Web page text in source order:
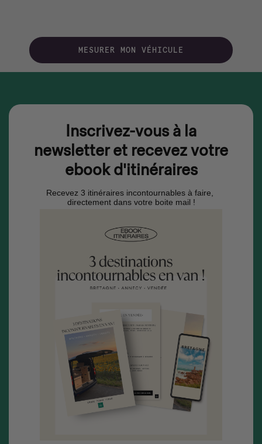
MESURER MON VÉHICULE
Inscrivez-vous à la
newsletter et recevez votre
ebook d'itinéraires
Recevez 3 itinéraires incontournables à faire,
directement dans votre boite mail !